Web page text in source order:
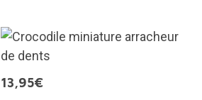
13,95€